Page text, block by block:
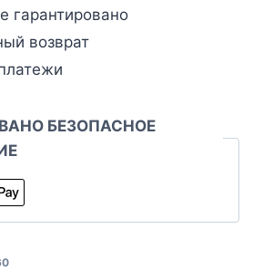
гарантировано
возврат
БЕЗОПАСНОЕ